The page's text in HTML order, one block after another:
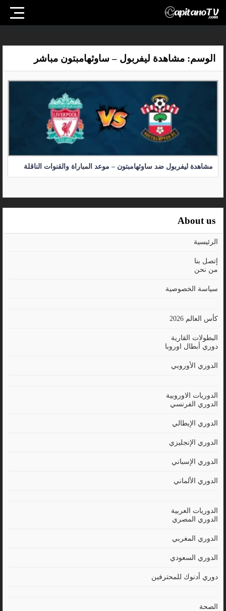
الوسم: مشاهدة ليفربول – ساوثهامبتون مباشر
مشاهدة ليفربول ضد ساوثهامبتون – موعد المباراة والقنوات الناقلة
About us
الرئيسية
إتصل بنا
من نحن
سياسة الخصوصية
كأس العالم 2026
البطولات القارية
دوري أبطال اوروبا
الدوري الأوروبي
الدوريات الاوروبية
الدوري الفرنسي
الدوري الإيطالي
الدوري الإنجليزي
الدوري الإسباني
الدوري الألماني
الدوريات العربية
الدوري المصري
الدوري المغربي
الدوري السعودي
دوري أدنوك للمحترفين
الصحة